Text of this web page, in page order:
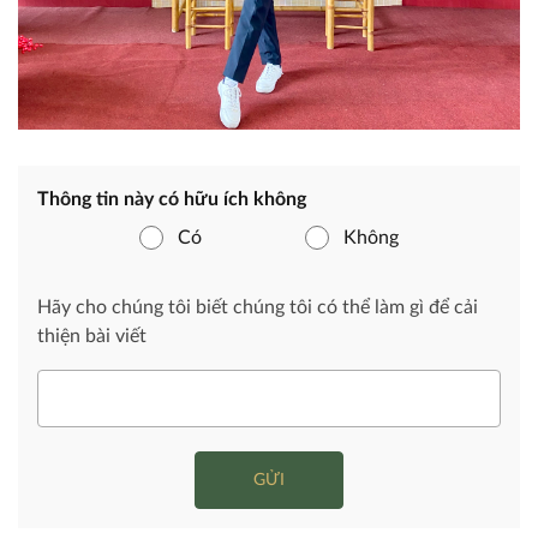
Thông tin này có hữu ích không
Có
Không
Hãy cho chúng tôi biết chúng tôi có thể làm gì để cải
thiện bài viết
GỬI